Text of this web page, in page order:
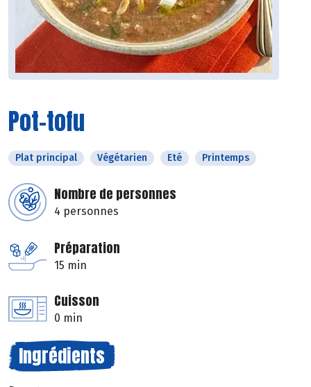
Pot-tofu
Plat principal Végétarien Eté Printemps
Nombre de personnes
4 personnes
Préparation
15 min
Cuisson
0 min
Ingrédients